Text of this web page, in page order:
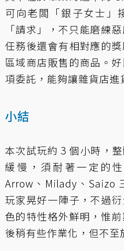
可向老闆「銀子女士」
「請求」，不只能磨練
任務後還會有相對應的
區域商店販售的商品。
項委託，能夠讓雜貨店進
小結
本次試玩約 3 個小時，
緩慢，須耐著一定的
Arrow、Milady、Saizo
玩家晃好一陣子，不過
色的特性格外鮮明，惟
後稍有些作業化，但不至